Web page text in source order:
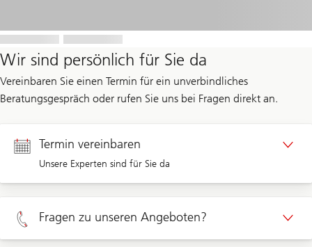
Wir sind persönlich für Sie da
Vereinbaren Sie einen Termin für ein unverbindliches
Beratungsgespräch oder rufen Sie uns bei Fragen direkt an.
Termin vereinbaren
Unsere Experten sind für Sie da
Termin Privatkunden
Termin Unternehmenskunden
Fragen zu unseren Angeboten?